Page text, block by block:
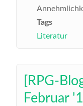
Tags
Literatur
[RPG-
Februar